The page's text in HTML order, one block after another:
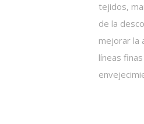
tejidos,
de la
mejorar la
líneas